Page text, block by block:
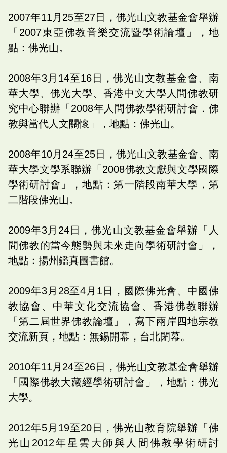
2007年11月25至27日，佛光山文教基金會舉辦
「2007東亞佛教音樂交流暨學術論壇」，地
點：佛光山。
2008年3月14至16日，佛光山文教基金會、南
華大學、佛光大學、香港中文大學人間佛教研
究中心聯辦「2008年人間佛教學術研討會．佛
教與當代人文關懷」，地點：佛光山。
2008年10月24至25日，佛光山文教基金會、南
華大學文學系聯辦「2008佛教文獻與文學國際
學術研討會」，地點：第一階段南華大學，第
二階段佛光山。
2009年3月24日，佛光山文教基金會舉辦「人
間佛教的當今態勢與未來走向學術研討會」，
地點：揚州鑑真圖書館。
2009年3月28至4月1日，國際佛光會、中國佛
教協會、中華文化交流協會、香港佛教聯辦
「第二屆世界佛教論壇」，寫下兩岸四地宗教
交流新頁，地點：無錫開幕，台北閉幕。
2010年11月24至26日，佛光山文教基金會舉辦
「國際佛教大藏經學術研討會」，地點：佛光
大學。
2012年5月19至20日，佛光山教育院舉辦「佛
光山2012年星雲大師與人間佛教學術研討